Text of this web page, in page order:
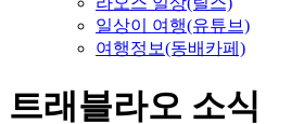
일상이 여행(유튜브)
여행정보(동배카페)
트래블라오 소식